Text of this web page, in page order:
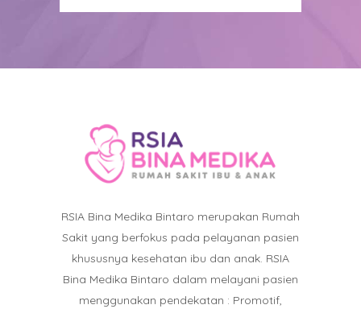
RSIA Bina Medika Bintaro merupakan Rumah
Sakit yang berfokus pada pelayanan pasien
khususnya kesehatan ibu dan anak. RSIA
Bina Medika Bintaro dalam melayani pasien
menggunakan pendekatan : Promotif,